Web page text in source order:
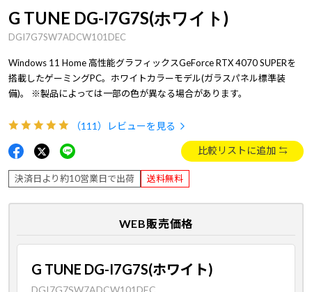
G TUNE DG-I7G7S(ホワイト)
DGI7G7SW7ADCW101DEC
Windows 11 Home 高性能グラフィックスGeForce RTX 4070 SUPERを
搭載したゲーミングPC。ホワイトカラーモデル(ガラスパネル標準装
備)。 ※製品によっては一部の色が異なる場合があります。
（111） レビューを見る
比較リストに追加
決済日より約10営業日で出荷 送料無料
WEB販売価格
G TUNE DG-I7G7S(ホワイト)
DGI7G7SW7ADCW101DEC